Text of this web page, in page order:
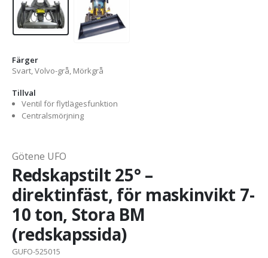
Färger
Svart, Volvo-grå, Mörkgrå
Tillval
Ventil för flytlägesfunktion
Centralsmörjning
Götene UFO
Redskapstilt 25° –
direktinfäst, för maskinvikt 7-
10 ton, Stora BM
(redskapssida)
GUFO-525015